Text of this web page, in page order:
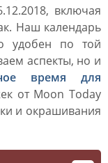
включая
Наш календарь
удобен по той
аспекты, но и
время для
от Moon Today
и окрашивания